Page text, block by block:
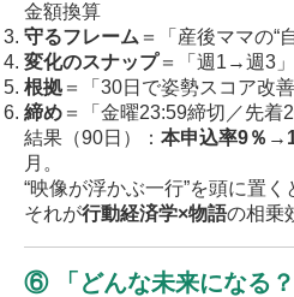
金額換算
守るフレーム ＝「産後ママの“
変化のスナップ＝「週1→週3」
根拠 ＝「30日で姿勢スコア改
締め ＝「金曜23:59締切／先着
結果（90日）： 本申込率9％
月。
“映像が浮かぶ一行”を頭に置く
それが行動経済学×物語の相乗
⑥ 「どんな未来になる